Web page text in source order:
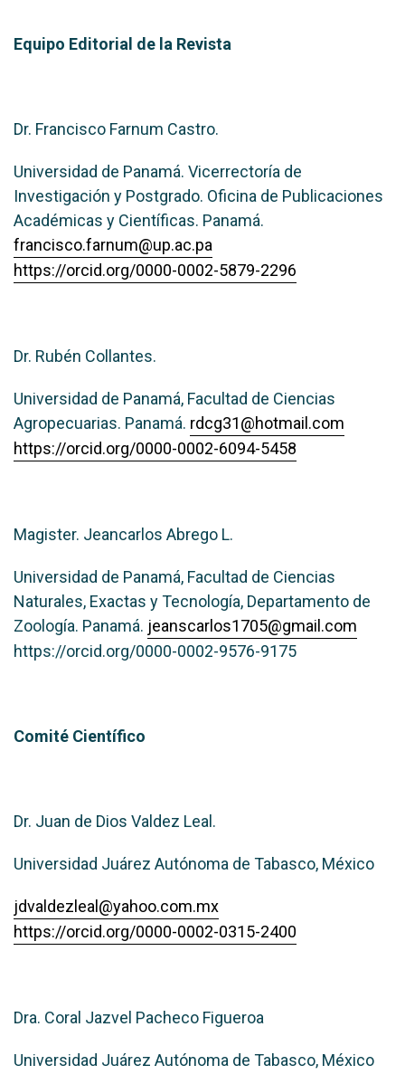
Equipo Editorial de la Revista
Dr. Francisco Farnum Castro.
Universidad de Panamá. Vicerrectoría de
Investigación y Postgrado. Oficina de Publicaciones
Académicas y Científicas. Panamá.
francisco.farnum@up.ac.pa
https://orcid.org/0000-0002-5879-2296
Dr. Rubén Collantes.
Universidad de Panamá, Facultad de Ciencias
Agropecuarias. Panamá. rdcg31@hotmail.com
https://orcid.org/0000-0002-6094-5458
Magister. Jeancarlos Abrego L.
Universidad de Panamá, Facultad de Ciencias
Naturales, Exactas y Tecnología, Departamento de
Zoología. Panamá. jeanscarlos1705@gmail.com
https://orcid.org/0000-0002-9576-9175
Comité Científico
Dr. Juan de Dios Valdez Leal.
Universidad Juárez Autónoma de Tabasco, México
jdvaldezleal@yahoo.com.mx
https://orcid.org/0000-0002-0315-2400
Dra. Coral Jazvel Pacheco Figueroa
Universidad Juárez Autónoma de Tabasco, México